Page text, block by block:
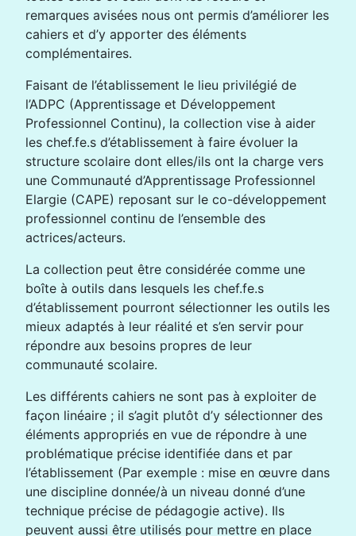
remarques avisées nous ont permis d’améliorer les
cahiers et d’y apporter des éléments
complémentaires.
Faisant de l’établissement le lieu privilégié de
l’ADPC (Apprentissage et Développement
Professionnel Continu), la collection vise à aider
les chef.fe.s d’établissement à faire évoluer la
structure scolaire dont elles/ils ont la charge vers
une Communauté d’Apprentissage Professionnel
Elargie (CAPE) reposant sur le co-développement
professionnel continu de l’ensemble des
actrices/acteurs.
La collection peut être considérée comme une
boîte à outils dans lesquels les chef.fe.s
d’établissement pourront sélectionner les outils les
mieux adaptés à leur réalité et s’en servir pour
répondre aux besoins propres de leur
communauté scolaire.
Les différents cahiers ne sont pas à exploiter de
façon linéaire ; il s’agit plutôt d’y sélectionner des
éléments appropriés en vue de répondre à une
problématique précise identifiée dans et par
l’établissement (Par exemple : mise en œuvre dans
une discipline donnée/à un niveau donné d’une
technique précise de pédagogie active). Ils
peuvent aussi être utilisés pour mettre en place